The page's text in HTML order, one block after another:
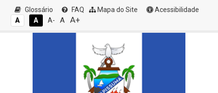
Glossário FAQ Mapa do Site
Acessibilidade
A
A A- A A+